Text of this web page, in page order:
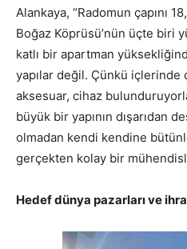
Alankaya, “Radomun çapını
Boğaz Köprüsü’nün üçte biri
katlı bir apartman
yapılar değil. Çünkü içlerinde
aksesuar, cihaz
büyük bir yapının dışarıdan
olmadan kendi kendine
gerçekten kolay bir
Hedef dünya pazarları ve